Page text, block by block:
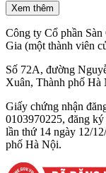
Xem thêm
Công ty Cổ phần
Gia (một thành viên
Số 72A, đường
Xuân, Thành phố Hà
Giấy chứng nhận
0103970225, đăng
lần thứ 14 ngày 12/
phố Hà Nội.